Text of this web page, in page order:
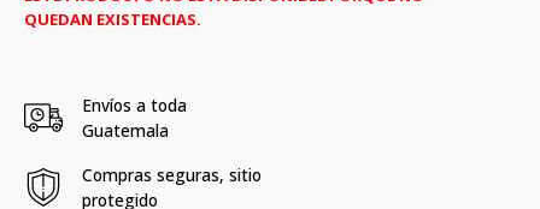
QUEDAN EXISTENCIAS.
Envíos a toda
Guatemala
Compras seguras, sitio
protegido